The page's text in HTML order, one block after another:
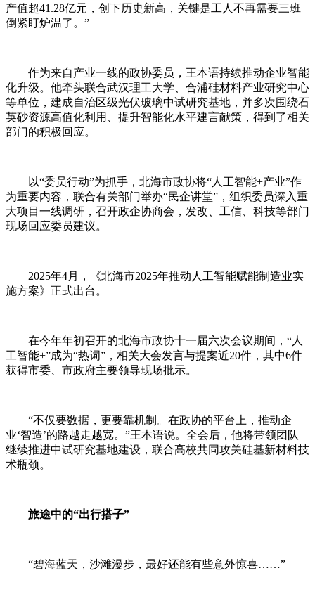
产值超41.28亿元，创下历史新高，关键是工人不再需要三班
倒紧盯炉温了。”
作为来自产业一线的政协委员，王本语持续推动企业智能
化升级。他牵头联合武汉理工大学、合浦硅材料产业研究中心
等单位，建成自治区级光伏玻璃中试研究基地，并多次围绕石
英砂资源高值化利用、提升智能化水平建言献策，得到了相关
部门的积极回应。
以“委员行动”为抓手， 北海市政协将“人工智能+产业”作
为重要内容，联合有关部门举办“民企讲堂”，组织委员深入重
大项目一线调研，召开政企协商会，发改、工信、科技等部门
现场回应委员建议。
2025年4月，《北海市2025年推动人工智能赋能制造业实
施方案》正式出台。
在今年年初召开的北海市政协十一届六次会议期间，“人
工智能+”成为“热词”，相关大会发言与提案近20件，其中6件
获得市委、市政府主要领导现场批示。
“不仅要数据，更要靠机制。在政协的平台上，推动企
业‘智造’的路越走越宽。”王本语说。全会后，他将带领团队
继续推进中试研究基地建设，联合高校共同攻关硅基新材料技
术瓶颈。
旅途中的“出行搭子”
“碧海蓝天，沙滩漫步，最好还能有些意外惊喜……”